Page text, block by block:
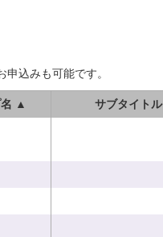
込みも可能です。
名 ▲ サブタイトル